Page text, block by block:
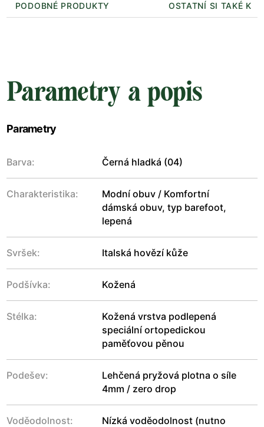
PODOBNÉ PRODUKTY OSTATNÍ SI TAKÉ
Parametry a popis
Parametry
Barva: Černá hladká (04)
Charakteristika:
Modní obuv / Komfortní
dámská obuv, typ barefoot,
lepená
Svršek: Italská hovězí kůže
Podšívka: Kožená
Stélka:
Kožená vrstva podlepená
speciální ortopedickou
paměťovou pěnou
Podešev:
Lehčená pryžová plotna o síle
4mm / zero drop
Voděodolnost:
Nízká voděodolnost (nutno